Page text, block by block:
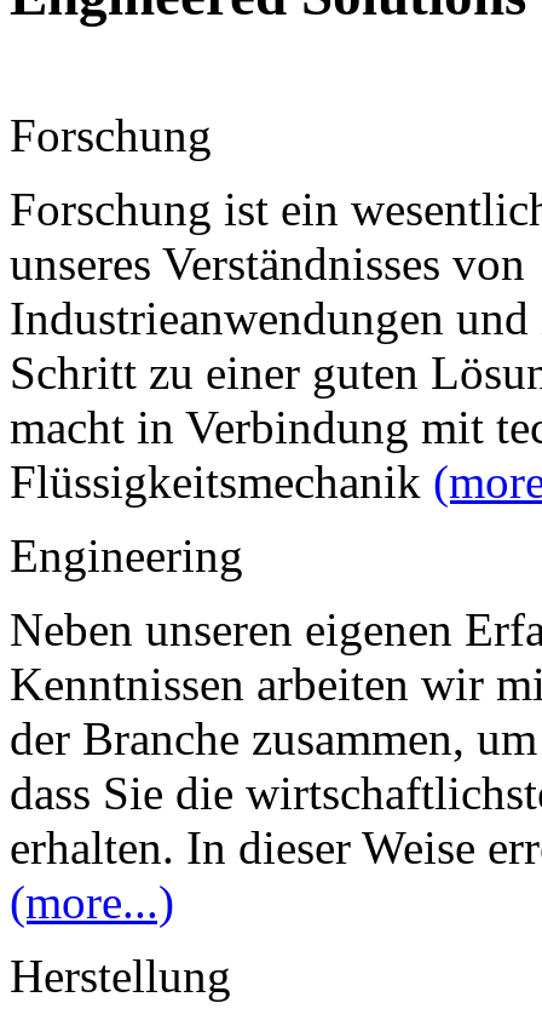
Forschung
Forschung ist ein
unseres Verständnisses von
Industrieanwendungen und
Schritt zu einer guten
macht in Verbindung mit
Flüssigkeitsmechanik
Engineering
Neben unseren eigenen
Kenntnissen arbeiten wir
der Branche zusammen,
dass Sie die
erhalten. In dieser Weise
(more...)
Herstellung